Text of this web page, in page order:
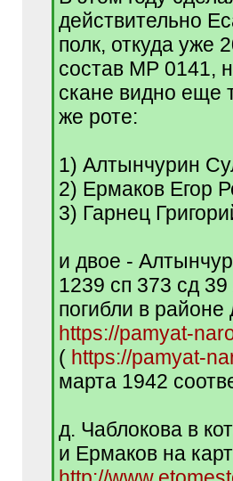
q
]действительно
полк, откуда уже
состав МР 0141,
скане видно еще
же роте:
1) Алтынчурин
2) Ермаков Егор
3) Гарнец
и двое -
1239 сп 373 сд
погибли в
https://pamyat-
( https://pamyat-
марта 1942
д. Чаблокова в
и Ермаков на